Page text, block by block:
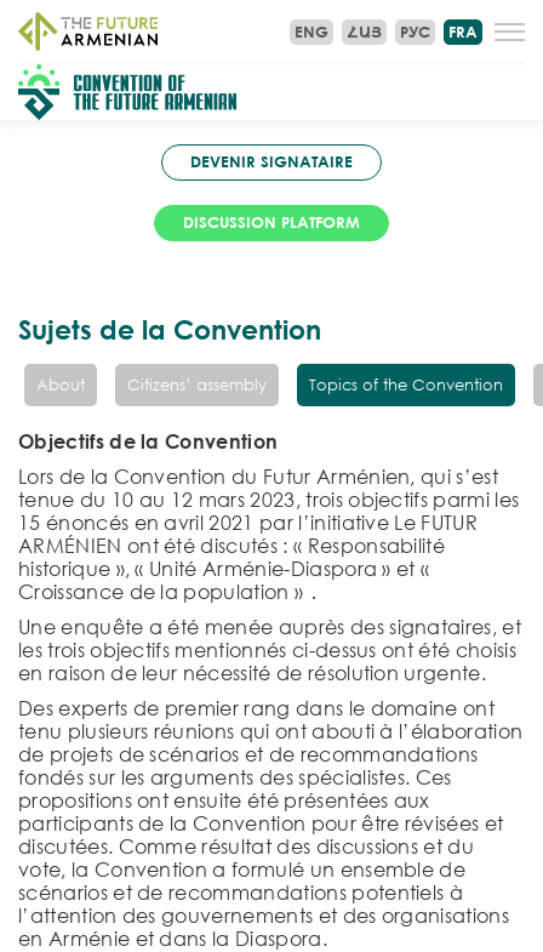
FRA
ENG ՀԱՅ РУС
DEVENIR SIGNATAIRE
DISCUSSION PLATFORM
Sujets de la Convention
About Citizens’ assembly Topics of the Convention
Objectifs de la Convention
Lors de la Convention du Futur Arménien, qui s’est
tenue du 10 au 12 mars 2023, trois objectifs parmi les
15 énoncés en avril 2021 par l’initiative Le FUTUR
ARMÉNIEN ont été discutés : « Responsabilité
historique », « Unité Arménie-Diaspora » et «
Croissance de la population » ․
Une enquête a été menée auprès des signataires, et
les trois objectifs mentionnés ci-dessus ont été choisis
en raison de leur nécessité de résolution urgente.
Des experts de premier rang dans le domaine ont
tenu plusieurs réunions qui ont abouti à l’élaboration
de projets de scénarios et de recommandations
fondés sur les arguments des spécialistes. Ces
propositions ont ensuite été présentées aux
participants de la Convention pour être révisées et
discutées. Comme résultat des discussions et du
vote, la Convention a formulé un ensemble de
scénarios et de recommandations potentiels à
l’attention des gouvernements et des organisations
en Arménie et dans la Diaspora.